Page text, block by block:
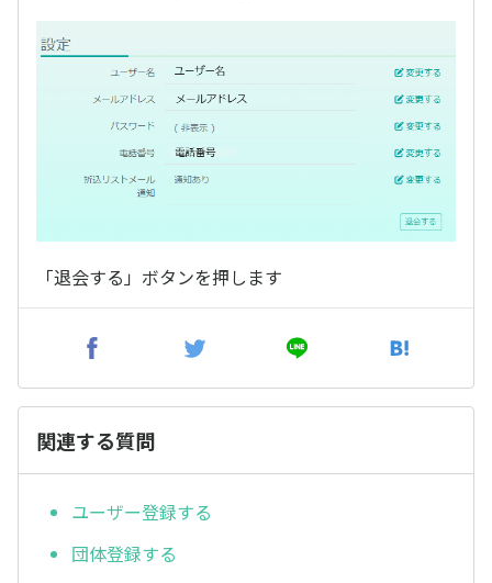
「退会する」ボタンを押します
関連する質問
ユーザー登録する
団体登録する